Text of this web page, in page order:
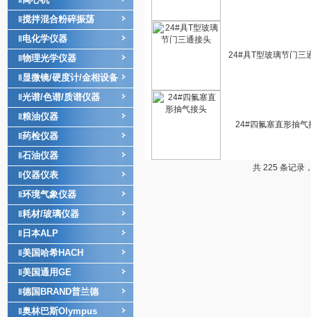
搅拌混合粉碎振荡
电化学仪器
物理光学仪器
显微镜/硬度计/金相设备
光谱/色谱/质谱仪器
粮油仪器
药检仪器
石油仪器
仪器仪表
环境气象仪器
耗材/玻璃仪器
日本ALP
美国哈希HACH
美国通用GE
德国BRAND普兰德
奥林巴斯Olympus
24#具T型玻璃节门三
24#四氟塞直形抽气
共 225 条记录